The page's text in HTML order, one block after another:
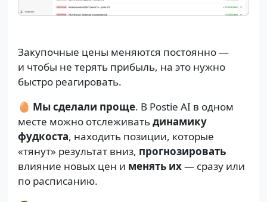
Закупочные цены меняются постоянно —
и чтобы не терять прибыль, на это нужно
быстро реагировать.
🥚 Мы сделали проще. В Postie AI в одном
месте можно отслеживатьдинамику
фудкоста, находить позиции, которые
«тянут» результат вниз, прогнозировать
влияние новых цен и менять их— сразу или
по расписанию.